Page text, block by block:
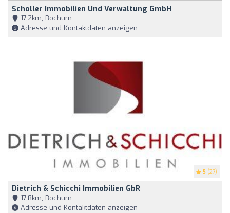
Scholler Immobilien Und Verwaltung GmbH
17,2km, Bochum
Adresse und Kontaktdaten anzeigen
5 (27)
Dietrich & Schicchi Immobilien GbR
17,8km, Bochum
Adresse und Kontaktdaten anzeigen